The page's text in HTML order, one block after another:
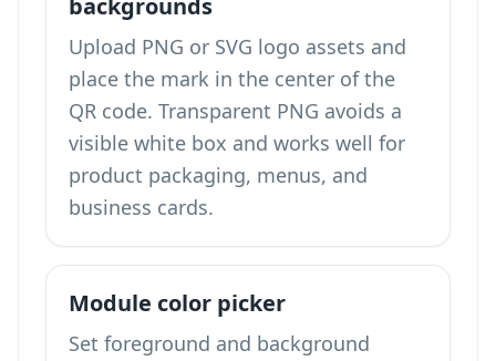
backgrounds
Upload PNG or SVG logo assets and
place the mark in the center of the
QR code. Transparent PNG avoids a
visible white box and works well for
product packaging, menus, and
business cards.
Module color picker
Set foreground and background